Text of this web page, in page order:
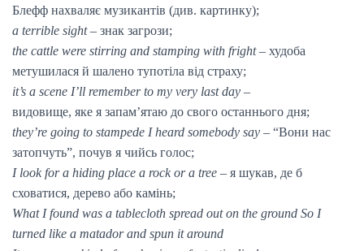
Блефф нахваляє музикантів (див. картинку);
a terrible sight– знак загрози;
the cattle were stirring and stamping with fright– худоба
метушилася й шалено тупотіла від страху;
it’s a scene I’ll remember to my very last day –
видовище, яке я запам’ятаю до свого останнього дня;
they’re going to stampede I heard somebody say – “Вони нас
затопчуть”, почув я чийсь голос;
I look for a hiding place a rock or a tree – я шукав, де б
сховатися, дерево або камінь;
What I found was a tablecloth spread out on the ground So I
turned like a matador and spun it around